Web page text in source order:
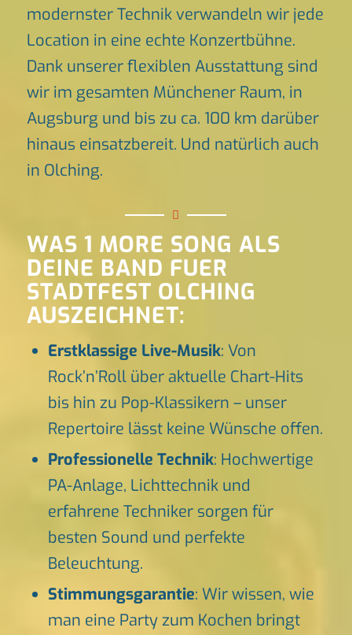
modernster Technik verwandeln wir jede
Location in eine echte Konzertbühne.
Dank unserer flexiblen Ausstattung sind
wir im gesamten Münchener Raum, in
Augsburg und bis zu ca. 100 km darüber
hinaus einsatzbereit. Und natürlich auch
in Olching.
WAS 1 MORE SONG ALS
DEINE BAND FUER
STADTFEST OLCHING
AUSZEICHNET:
Erstklassige Live-Musik: Von
Rock’n’Roll über aktuelle Chart-Hits
bis hin zu Pop-Klassikern – unser
Repertoire lässt keine Wünsche offen.
Professionelle Technik: Hochwertige
PA-Anlage, Lichttechnik und
erfahrene Techniker sorgen für
besten Sound und perfekte
Beleuchtung.
Stimmungsgarantie: Wir wissen, wie
man eine Party zum Kochen bringt